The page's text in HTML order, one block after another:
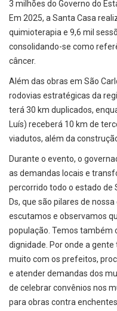
3 milhões do Governo do
Em 2025, a Santa Casa
quimioterapia e 9,6 mil
consolidando-se como
câncer.
Além das obras em São
rodovias estratégicas da
terá 30 km duplicados,
Luís) receberá 10 km de
viadutos, além da
Durante o evento, o
as demandas locais e
percorrido todo o estado de
Ds, que são pilares de
escutamos e observamos
população. Temos também
dignidade. Por onde a
muito com os prefeitos,
e atender demandas dos
de celebrar convênios nos
para obras contra